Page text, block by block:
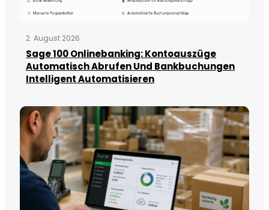
2. August 2026
Sage 100 Onlinebanking: Kontoauszüge
Automatisch Abrufen Und Bankbuchungen
Intelligent Automatisieren